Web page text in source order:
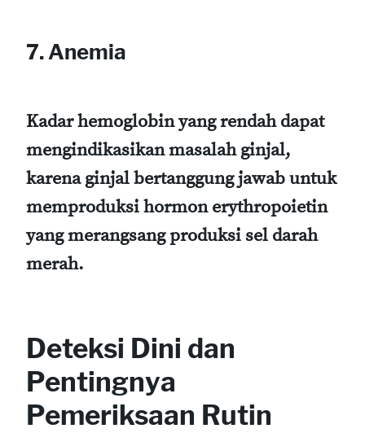
7. Anemia
Kadar hemoglobin yang rendah dapat
mengindikasikan masalah ginjal,
karena ginjal bertanggung jawab untuk
memproduksi hormon erythropoietin
yang merangsang produksi sel darah
merah.
Deteksi Dini dan
Pentingnya
Pemeriksaan Rutin